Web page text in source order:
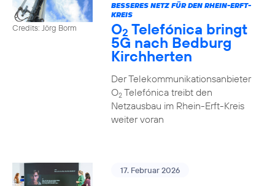
Credits: Jörg Borm
BESSERES NETZ FÜR DEN RHEIN-ERFT-
KREIS
O2 Telefónica bringt
5G nach Bedburg
Kirchherten
Der Telekommunikationsanbieter
O2Telefónica treibt den
Netzausbau im Rhein-Erft-Kreis
weiter voran
17. Februar 2026